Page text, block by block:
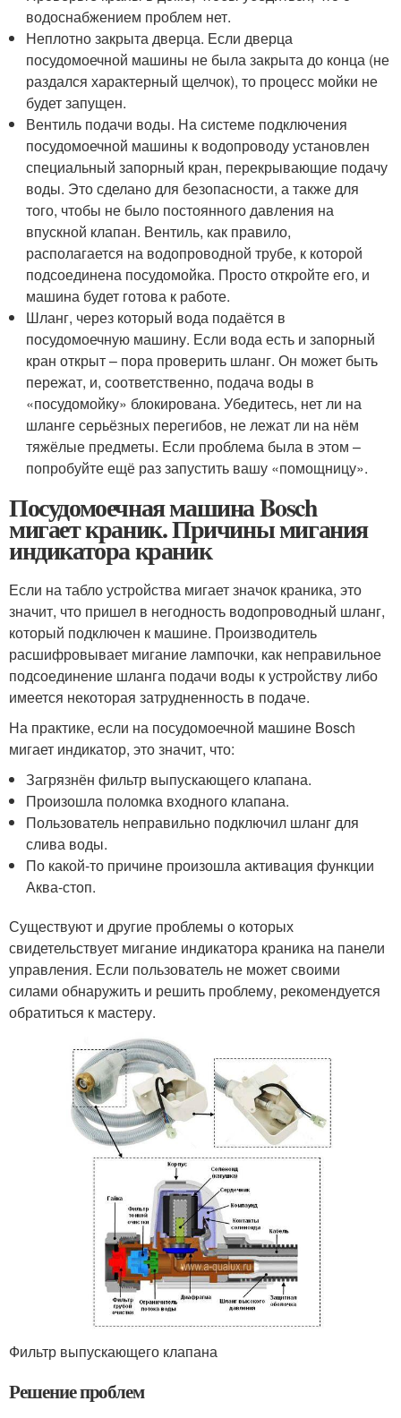
водоснабжением проблем нет.
Неплотно закрыта дверца. Если дверца
посудомоечной машины не была закрыта до конца (не
раздался характерный щелчок), то процесс мойки не
будет запущен.
Вентиль подачи воды. На системе подключения
посудомоечной машины к водопроводу установлен
специальный запорный кран, перекрывающие подачу
воды. Это сделано для безопасности, а также для
того, чтобы не было постоянного давления на
впускной клапан. Вентиль, как правило,
располагается на водопроводной трубе, к которой
подсоединена посудомойка. Просто откройте его, и
машина будет готова к работе.
Шланг, через который вода подаётся в
посудомоечную машину. Если вода есть и запорный
кран открыт – пора проверить шланг. Он может быть
пережат, и, соответственно, подача воды в
«посудомойку» блокирована. Убедитесь, нет ли на
шланге серьёзных перегибов, не лежат ли на нём
тяжёлые предметы. Если проблема была в этом –
попробуйте ещё раз запустить вашу «помощницу».
Посудомоечная машина Bosch
мигает краник. Причины мигания
индикатора краник
Если на табло устройства мигает значок краника, это
значит, что пришел в негодность водопроводный шланг,
который подключен к машине. Производитель
расшифровывает мигание лампочки, как неправильное
подсоединение шланга подачи воды к устройству либо
имеется некоторая затрудненность в подаче.
На практике, если на посудомоечной машине Bosch
мигает индикатор, это значит, что:
Загрязнён фильтр выпускающего клапана.
Произошла поломка входного клапана.
Пользователь неправильно подключил шланг для
слива воды.
По какой-то причине произошла активация функции
Аква-стоп.
Существуют и другие проблемы о которых
свидетельствует мигание индикатора краника на панели
управления. Если пользователь не может своими
силами обнаружить и решить проблему, рекомендуется
обратиться к мастеру.
Фильтр выпускающего клапана
Решение проблем